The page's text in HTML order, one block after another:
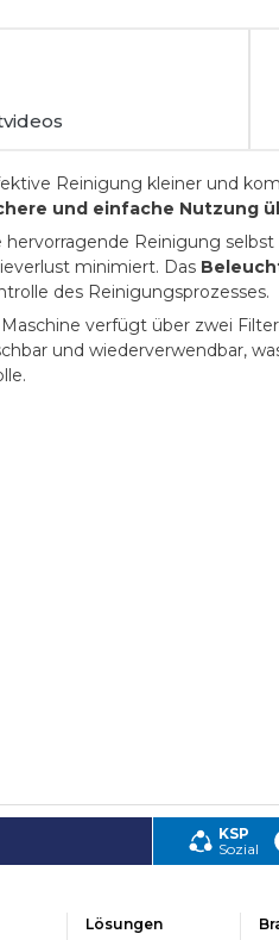
Reinigung kleiner und
und einfache Nutzung
Reinigung
minimiert. Das
des Reinigungsprozesses.
verfügt über zwei
und wiederverwendbar,
KSP
Sozial
Lösungen